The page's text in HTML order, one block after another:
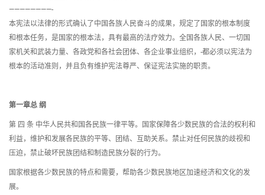
————————-
本宪法以法律的形式确认了中国各族人民奋斗的成果，规定了国家的根本制度
和根本任务，是国家的根本法，具有最高的法疗效力。全国各族人民、一切国
家机关和武装力量、各政党和各社会团体、各企业事业组织，-都必须以宪法为
根本的活动准则，并且负有维护宪法尊严、保证宪法实施的职责。
第一章总 纲
第 四 条 中华人民共和国各民族一律平等。国家保障各少数民族的合法的权利和
利益，维护和发展各民族的平等、团结、互助关系。禁止对任何民族的歧视和
压迫，禁止破坏民族团结和制造民族分裂的行为。
国家根据各少数民族的特点和需要，帮助各少数民族地区加速经济和文化的发
展。